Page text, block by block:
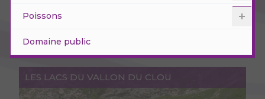
Poissons
Domaine public
LES LACS DU VALLON DU CLOU